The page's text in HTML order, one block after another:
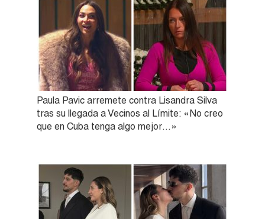
Paula Pavic arremete contra Lisandra Silva
tras su llegada a Vecinos al Límite: «No creo
que en Cuba tenga algo mejor…»